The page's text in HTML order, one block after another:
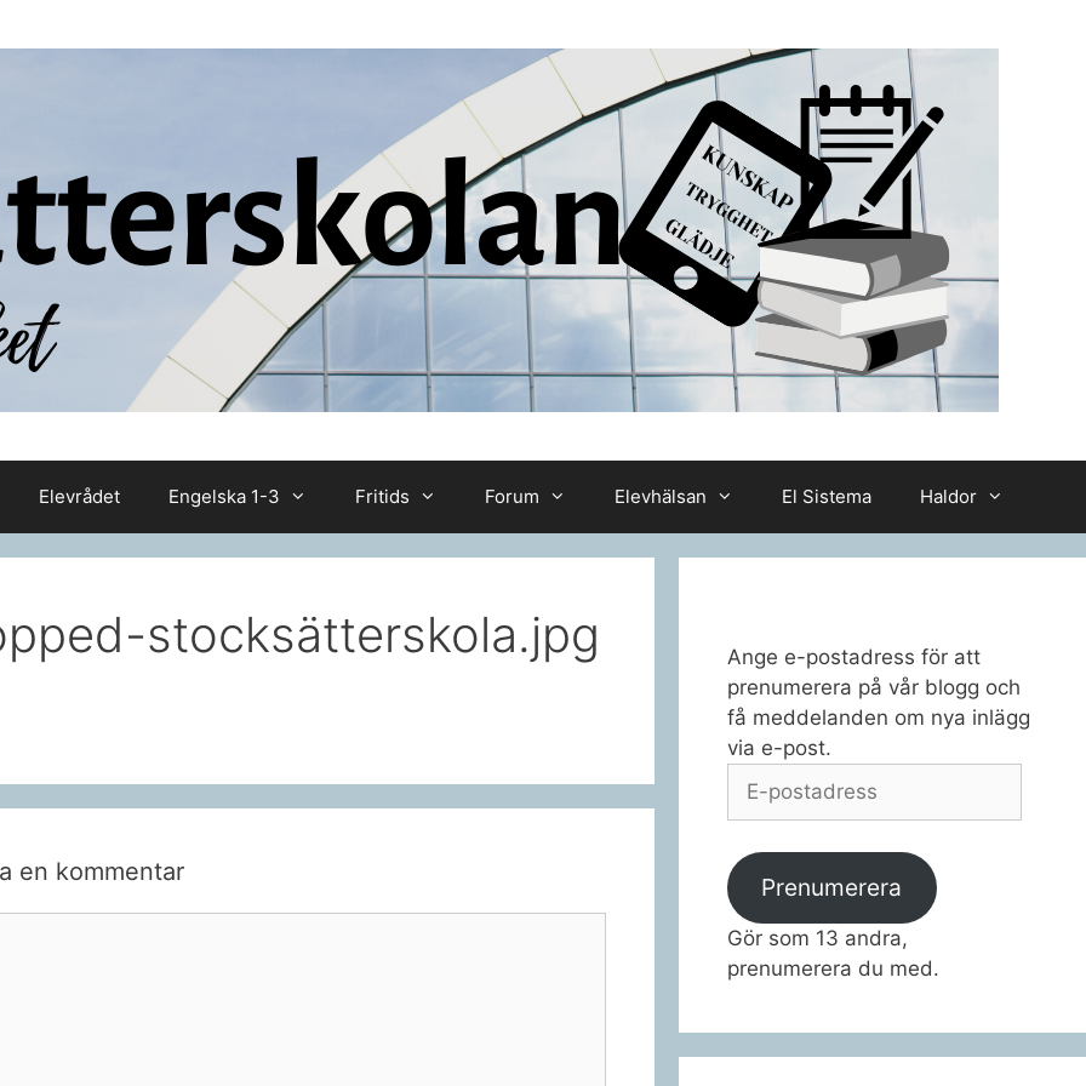
Elevrådet Engelska 1-3 Fritids Forum Elevhälsan El Sistema Haldor
stocksätterskola.jpg
en kommentar
Ange e-postadress för att
prenumerera på vår blogg och
få meddelanden om nya inlägg
via e-post.
postadress
Prenumerera
Gör som 13 andra,
prenumerera du med.